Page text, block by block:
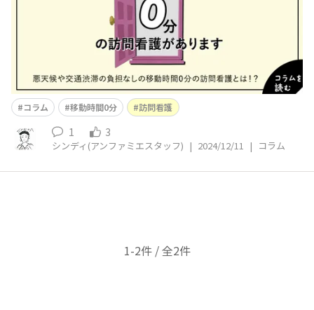
コラム 移動時間0分 訪問看護
1 3
シンディ(アンファミエスタッフ) | 2024/12/11 | コラム
1-2件 / 全2件